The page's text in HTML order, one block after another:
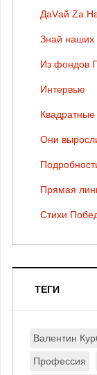
ДаVай Zа
Знай наших
Из фондов
Интервью
Квадратные
Они
Прямая
Стихи
ТЕГИ
Валентин
Профессия